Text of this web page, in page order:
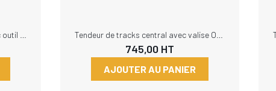
745,00 HT
AJOUTER AU PANIER